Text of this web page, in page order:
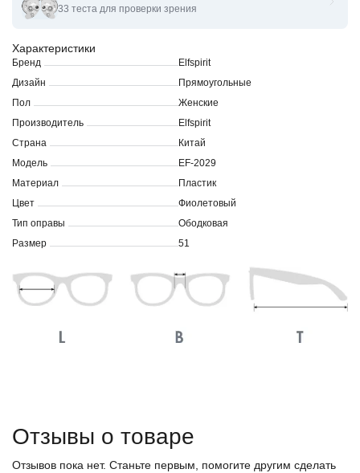
Оправы для очков корригирующих Elfspirit EF-2029
Характеристики
Бренд
Elfspirit
Дизайн
Прямоугольные
Пол
Женские
Производитель
Elfspirit
Страна
Китай
Модель
EF-2029
Материал
Пластик
Цвет
Фиолетовый
Тип оправы
Ободковая
Размер
51
33 теста для проверки зрения
Отзывы о товаре
Отзывов пока нет. Станьте первым, помогите другим сделать